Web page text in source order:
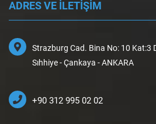
ADRES VE İLETİŞİM
Strazburg Cad. Bina No: 10 Kat:3
Sıhhiye - Çankaya - ANKARA
+90 312 995 02 02